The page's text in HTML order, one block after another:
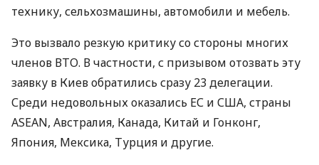
технику, сельхозмашины, автомобили и мебель.
Это вызвало резкую критику со стороны многих
членов ВТО. В частности, с призывом отозвать эту
заявку в Киев обратились сразу 23 делегации.
Среди недовольных оказались ЕС и США, страны
ASEAN, Австралия, Канада, Китай и Гонконг,
Япония, Мексика, Турция и другие.